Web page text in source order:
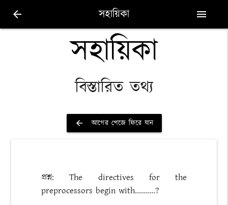
arrow_back সহায়িকা menu
সহায়িকা
বিস্তারিত তথ্য
arrow_back আগের পেজে ফিরে যান
প্রশ্ন: The directives for the
preprocessors begin with..........?